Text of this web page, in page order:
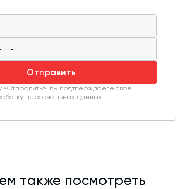
оборудования.
Отправить
вы подтверждаете свое
персональных данных
также посмотреть